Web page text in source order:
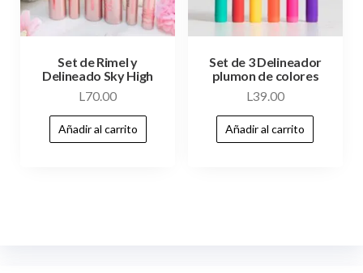
Set de Rimel y
Delineado Sky High
L70.00
Añadir al carrito
Set de 3 Delineador
plumon de colores
L39.00
Añadir al carrito